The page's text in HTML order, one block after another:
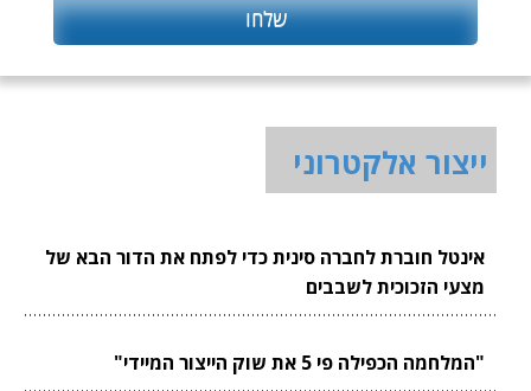
ייצור אלקטרוני
אינטל חוברת לחברה סינית כדי לפתח את הדור הבא של
מצעי הזכוכית לשבבים
"המלחמה הכפילה פי 5 את שוק הייצור המיידי"